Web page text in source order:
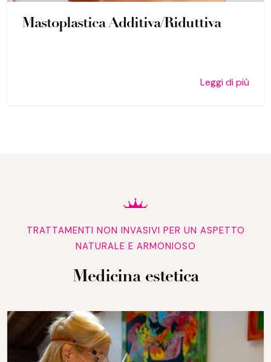
Mastoplastica Additiva/Riduttiva
Leggi di più
TRATTAMENTI NON INVASIVI PER UN ASPETTO
NATURALE E ARMONIOSO
Medicina estetica